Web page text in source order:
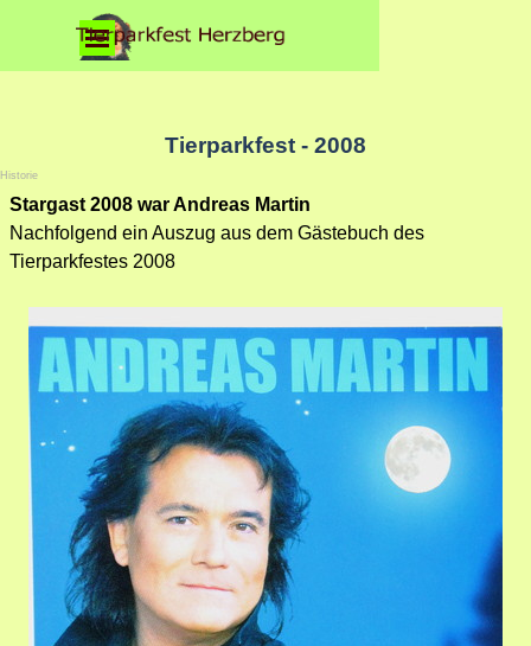
Direkt zum Seiteninhalt
Menü überspringen
Tierparkfest - 2008
Historie
Stargast 2008 war Andreas Martin
Nachfolgend ein Auszug aus dem Gästebuch des
Tierparkfestes 2008